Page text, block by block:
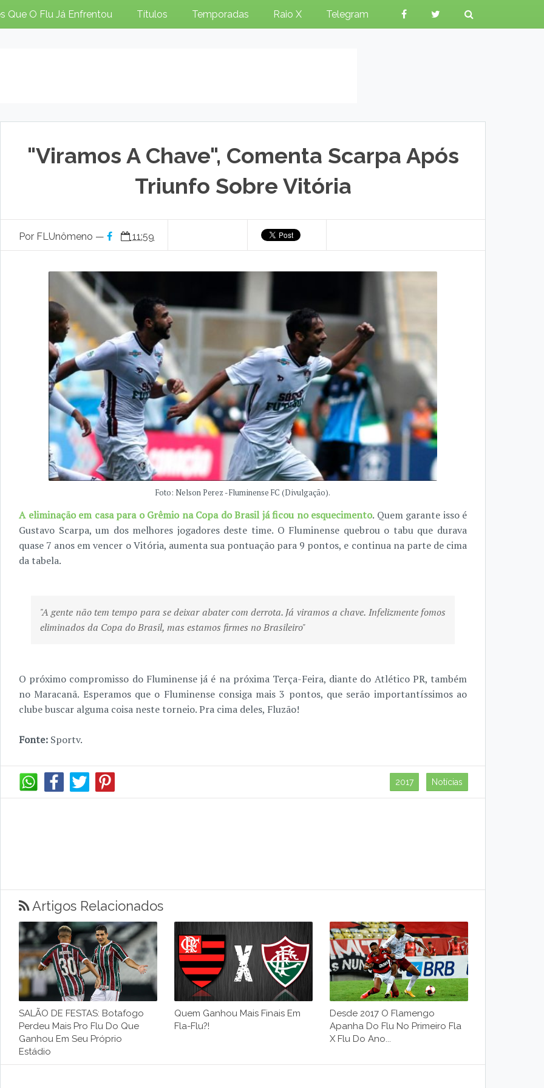
Que O Flu Já Enfrentou Títulos Temporadas Raio X Telegram
"Viramos A Chave", Comenta Scarpa Após
Triunfo Sobre Vitória
Por FLUnômeno — 11:59
Foto: Nelson Perez - Fluminense FC (Divulgação).
A eliminação em casa para o Grêmio na Copa do Brasil já ficou no esquecimento. Quem garante isso é
Gustavo Scarpa, um dos melhores jogadores deste time. O Fluminense quebrou o tabu que durava
quase 7 anos em vencer o Vitória, aumenta sua pontuação para 9 pontos, e continua na parte de cima
da tabela.
"A gente não tem tempo para se deixar abater com derrota. Já viramos a chave. Infelizmente fomos
eliminados da Copa do Brasil, mas estamos firmes no Brasileiro"
O próximo compromisso do Fluminense já é na próxima Terça-Feira, diante do Atlético PR, também
no Maracanã. Esperamos que o Fluminense consiga mais 3 pontos, que serão importantíssimos ao
clube buscar alguma coisa neste torneio. Pra cima deles, Fluzão!
Fonte: Sportv.
2017 Notícias
Artigos Relacionados
SALÃO DE FESTAS: Botafogo
Perdeu Mais Pro Flu Do Que
Ganhou Em Seu Próprio
Estádio
Quem Ganhou Mais Finais Em
Fla-Flu?!
Desde 2017 O Flamengo
Apanha Do Flu No Primeiro Fla
X Flu Do Ano...